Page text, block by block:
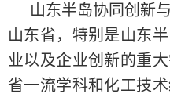
山东半岛协同创新
山东省，特别是山东
业以及企业创新的重
省一流学科和化工技